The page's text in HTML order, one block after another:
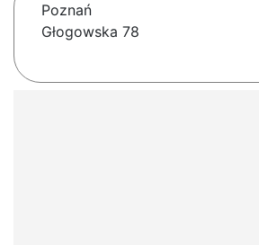
Poznań
Głogowska 78